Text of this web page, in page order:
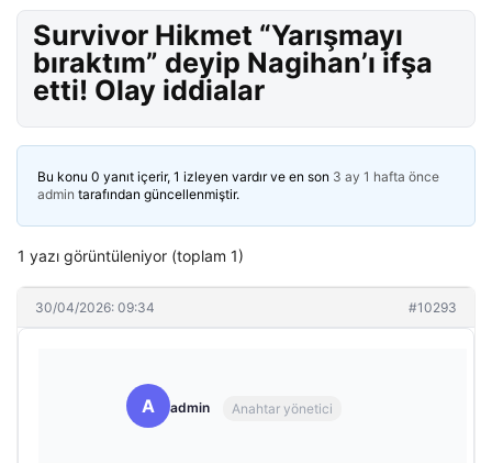
Survivor Hikmet “Yarışmayı
bıraktım” deyip Nagihan’ı ifşa
etti! Olay iddialar
Bu konu 0 yanıt içerir, 1 izleyen vardır ve en son 3 ay 1 hafta önce
admin tarafından güncellenmiştir.
1 yazı görüntüleniyor (toplam 1)
30/04/2026: 09:34 #10293
A admin Anahtar yönetici